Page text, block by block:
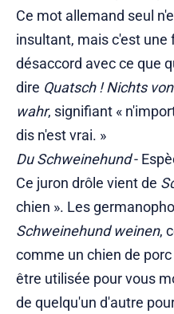
Ce mot allemand seul
insultant, mais c'est une
désaccord avec ce que
dire Quatsch ! Nichts
wahr, signifiant «
dis n'est vrai. »
Du Schweinehund-
Ce juron drôle vient de
chien ». Les
Schweinehund weinen,
comme un chien de
être utilisée pour vous
de quelqu'un d'autre